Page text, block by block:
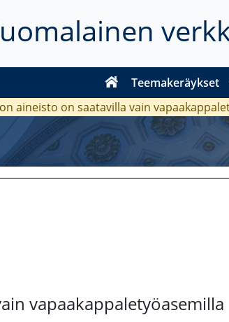
Teemakeräykset
aineisto on saatavilla vain
vapaakappaletyöasemilla